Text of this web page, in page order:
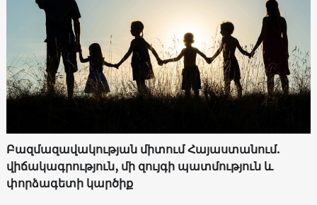
Բազմազավակության միտում Հայաստանում.
վիճակագրություն, մի զույգի պատմություն և
փորձագետի կարծիք